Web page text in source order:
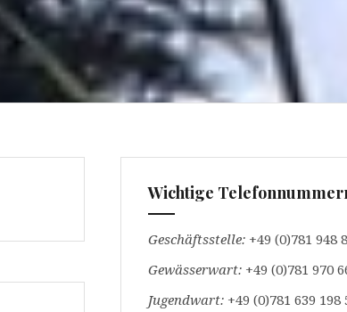
Wichtige
Geschäftsstelle: +49 (0)781 948
Gewässerwart: +49 (0)781 970
Jugendwart: +49 (0)781 639 198